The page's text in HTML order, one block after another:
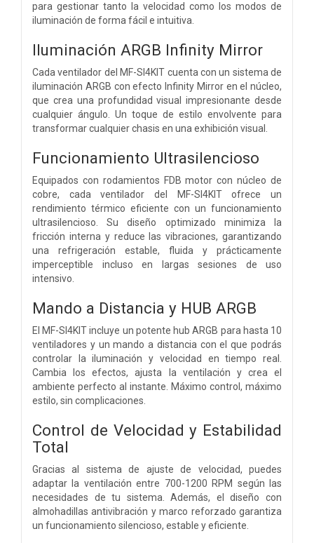
para gestionar tanto la velocidad como los modos de
iluminación de forma fácil e intuitiva.
Iluminación ARGB Infinity Mirror
Cada ventilador del MF-SI4KIT cuenta con un sistema de
iluminación ARGB con efecto Infinity Mirror en el núcleo,
que crea una profundidad visual impresionante desde
cualquier ángulo. Un toque de estilo envolvente para
transformar cualquier chasis en una exhibición visual.
Funcionamiento Ultrasilencioso
Equipados con rodamientos FDB motor con núcleo de
cobre, cada ventilador del MF-SI4KIT ofrece un
rendimiento térmico eficiente con un funcionamiento
ultrasilencioso. Su diseño optimizado minimiza la
fricción interna y reduce las vibraciones, garantizando
una refrigeración estable, fluida y prácticamente
imperceptible incluso en largas sesiones de uso
intensivo.
Mando a Distancia y HUB ARGB
El MF-SI4KIT incluye un potente hub ARGB para hasta 10
ventiladores y un mando a distancia con el que podrás
controlar la iluminación y velocidad en tiempo real.
Cambia los efectos, ajusta la ventilación y crea el
ambiente perfecto al instante. Máximo control, máximo
estilo, sin complicaciones.
Control de Velocidad y Estabilidad
Total
Gracias al sistema de ajuste de velocidad, puedes
adaptar la ventilación entre 700-1200 RPM según las
necesidades de tu sistema. Además, el diseño con
almohadillas antivibración y marco reforzado garantiza
un funcionamiento silencioso, estable y eficiente.